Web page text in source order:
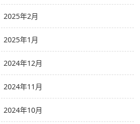
2025年2月
2025年1月
2024年12月
2024年11月
2024年10月